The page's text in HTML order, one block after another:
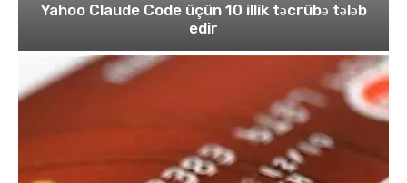
Yahoo Claude Code üçün 10 illik təcrübə tələb
edir